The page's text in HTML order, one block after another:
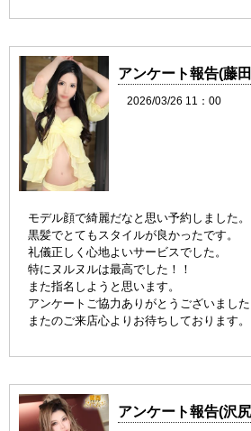
アンケート報告(藤
2026/03/26 11：00
モデル顔で綺麗だなと思い予約しました。
黒髪でとてもスタイルが良かったです。
礼儀正しく心地よいサービスでした。
特にヌルヌルは最高でした！！
また指名しようと思います。
アンケートご協力ありがとうございました
またのご来店心よりお待ちしております。
アンケート報告(沢